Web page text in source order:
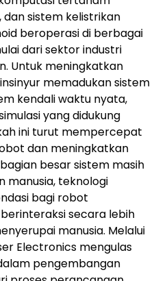
dan sistem kelistrikan
beroperasi di berbagai
dari sektor industri
Untuk meningkatkan
memadukan sistem
kendali waktu nyata,
yang didukung
ini turut mempercepat
dan meningkatkan
besar sistem masih
manusia, teknologi
bagi robot
secara lebih
manusia. Melalui
Electronics mengulas
pengembangan